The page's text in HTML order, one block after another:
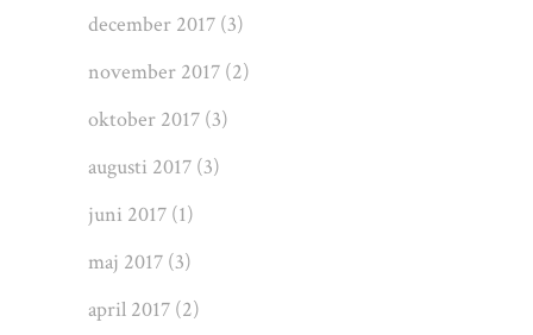
december 2017 (3)
november 2017 (2)
oktober 2017 (3)
augusti 2017 (3)
juni 2017 (1)
maj 2017 (3)
april 2017 (2)